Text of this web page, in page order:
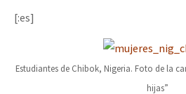
[:es]
Estudiantes de Chibok, Nigeria. Foto de la
hijas”